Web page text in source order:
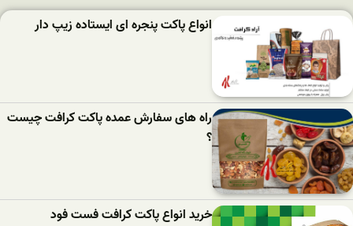
انواع پاکت پنجره ای ایستاده زیپ دار
راه های سفارش عمده پاکت کرافت چیست
؟
خرید انواع پاکت کرافت فست فود